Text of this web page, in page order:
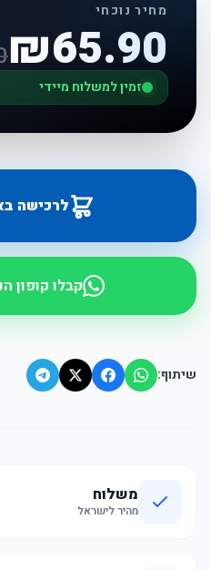
מחיר נוכחי
₪65.90
זמין למשלוח מיידי
לרכישה
קבלו קופון
שיתוף:
משלוח
מהיר לישראל